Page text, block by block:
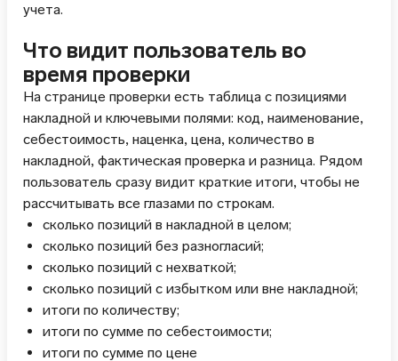
учета.
Что видит пользователь во
время проверки
На странице проверки есть таблица с позициями
накладной и ключевыми полями: код, наименование,
себестоимость, наценка, цена, количество в
накладной, фактическая проверка и разница. Рядом
пользователь сразу видит краткие итоги, чтобы не
рассчитывать все глазами по строкам.
сколько позиций в накладной в целом;
сколько позиций без разногласий;
сколько позиций с нехваткой;
сколько позиций с избытком или вне накладной;
итоги по количеству;
итоги по сумме по себестоимости;
итоги по сумме по цене